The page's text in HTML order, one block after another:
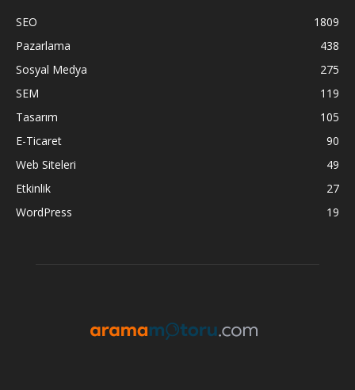
SEO
1809
Pazarlama
438
Sosyal Medya
275
SEM
119
Tasarım
105
E-Ticaret
90
Web Siteleri
49
Etkinlik
27
WordPress
19